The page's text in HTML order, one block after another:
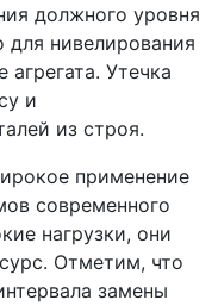
должного уровня
нивелирования
Утечка
и
из строя.
применение
современного
нагрузки, они
Отметим, что
замены